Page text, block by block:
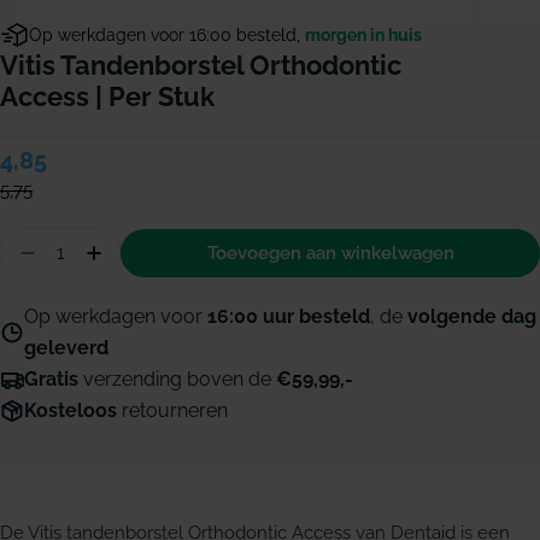
Op werkdagen voor 16:00 besteld, morgen in huis
Vitis Tandenborstel Orthodontic
Access | Per Stuk
Verkoopprijs
4,85
Normale
prijs
5,75
Hoeveelheid
Aantal verminderen voor Vitis tandenborstel
Hoeveelheid verhogen voor Vitis
Toevoegen aan winkelwagen
Op werkdagen voor 16:00 uur besteld, de volgende dag
geleverd
Gratis verzending boven de €59,99,-
Kosteloos retourneren
De Vitis tandenborstel Orthodontic Access van Dentaid is een